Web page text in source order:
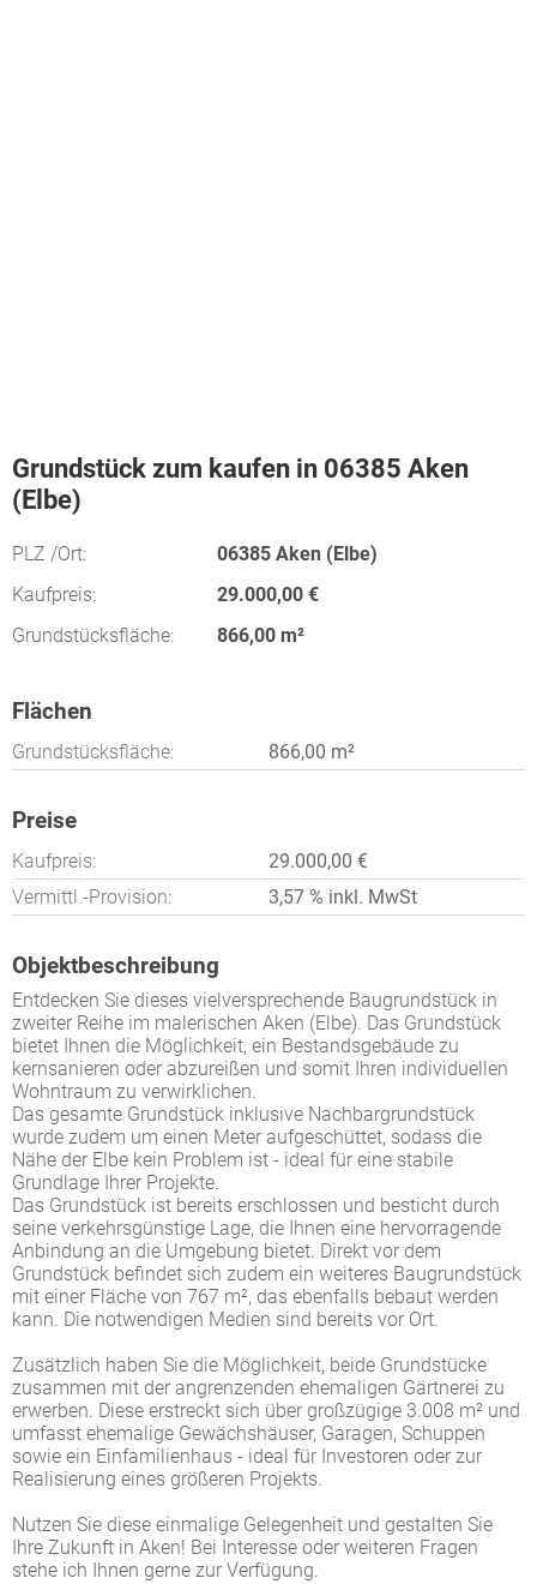
Grundstück zum kaufen in 06385 Aken
(Elbe)
PLZ /Ort:
06385 Aken (Elbe)
Kaufpreis:
29.000,00 €
Grundstücksfläche:
866,00 m²
Flächen
Grundstücksfläche: 866,00 m²
Preise
Kaufpreis:
29.000,00 €
Vermittl.-Provision:
3,57 % inkl. MwSt
Objektbeschreibung
Entdecken Sie dieses vielversprechende Baugrundstück in
zweiter Reihe im malerischen Aken (Elbe). Das Grundstück
bietet Ihnen die Möglichkeit, ein Bestandsgebäude zu
kernsanieren oder abzureißen und somit Ihren individuellen
Wohntraum zu verwirklichen.
Das gesamte Grundstück inklusive Nachbargrundstück
wurde zudem um einen Meter aufgeschüttet, sodass die
Nähe der Elbe kein Problem ist - ideal für eine stabile
Grundlage Ihrer Projekte.
Das Grundstück ist bereits erschlossen und besticht durch
seine verkehrsgünstige Lage, die Ihnen eine hervorragende
Anbindung an die Umgebung bietet. Direkt vor dem
Grundstück befindet sich zudem ein weiteres Baugrundstück
mit einer Fläche von 767 m², das ebenfalls bebaut werden
kann. Die notwendigen Medien sind bereits vor Ort.
Zusätzlich haben Sie die Möglichkeit, beide Grundstücke
zusammen mit der angrenzenden ehemaligen Gärtnerei zu
erwerben. Diese erstreckt sich über großzügige 3.008 m² und
umfasst ehemalige Gewächshäuser, Garagen, Schuppen
sowie ein Einfamilienhaus - ideal für Investoren oder zur
Realisierung eines größeren Projekts.
Nutzen Sie diese einmalige Gelegenheit und gestalten Sie
Ihre Zukunft in Aken! Bei Interesse oder weiteren Fragen
stehe ich Ihnen gerne zur Verfügung.